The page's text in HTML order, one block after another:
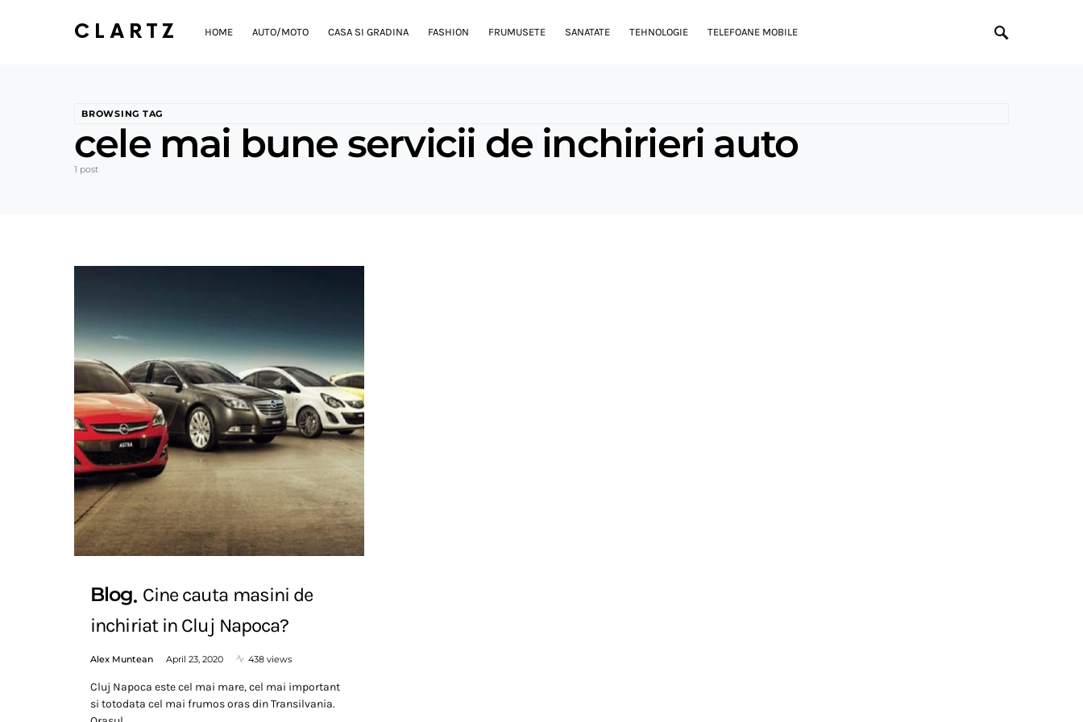
CLARTZ HOME AUTO/MOTO CASA SI GRADINA FASHION FRUMUSETE SANATATE TEHNOLOGIE TELEFOANE MOBILE
BROWSING TAG
cele mai bune servicii de inchirieri auto
1 post
Blog Cine cauta masini de
inchiriat in Cluj Napoca?
Alex Muntean April 23, 2020 438 views
Cluj Napoca este cel mai mare, cel mai important
si totodata cel mai frumos oras din Transilvania.